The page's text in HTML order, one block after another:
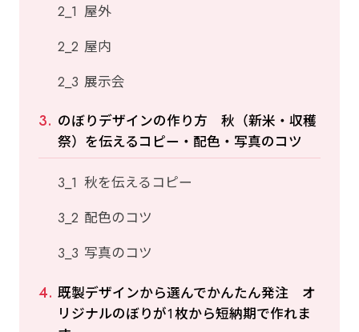
屋外
屋内
展示会
のぼりデザインの作り方 秋（新米・収穫
祭）を伝えるコピー・配色・写真のコツ
秋を伝えるコピー
配色のコツ
写真のコツ
既製デザインから選んでかんたん発注 オ
リジナルのぼりが1枚から短納期で作れま